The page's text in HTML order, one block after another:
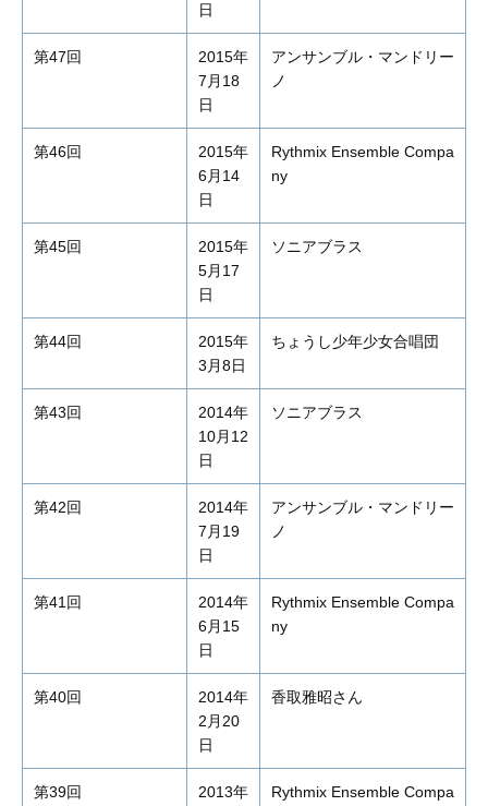
日
第47回
2015年
7月18
日
アンサンブル・マンドリー
ノ
第46回
2015年
6月14
日
Rythmix Ensemble Compa
ny
第45回
2015年
5月17
日
ソニアブラス
第44回
2015年
3月8日
ちょうし少年少女合唱団
第43回
2014年
10月12
日
ソニアブラス
第42回
2014年
7月19
日
アンサンブル・マンドリー
ノ
第41回
2014年
6月15
日
Rythmix Ensemble Compa
ny
第40回
2014年
2月20
日
香取雅昭さん
第39回 2013年 Rythmix Ensemble Compa